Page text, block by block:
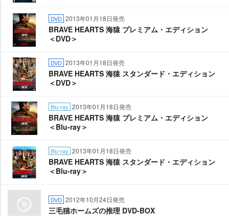
DVD 2013年01月18日発売
BRAVE HEARTS 海猿 プレミアム・エディション
＜DVD＞
DVD 2013年01月18日発売
BRAVE HEARTS 海猿 スタンダード・エディション
＜DVD＞
Blu-ray 2013年01月18日発売
BRAVE HEARTS 海猿 プレミアム・エディション
＜Blu-ray＞
Blu-ray 2013年01月18日発売
BRAVE HEARTS 海猿 スタンダード・エディション
＜Blu-ray＞
DVD 2012年10月24日発売
三毛猫ホームズの推理 DVD-BOX